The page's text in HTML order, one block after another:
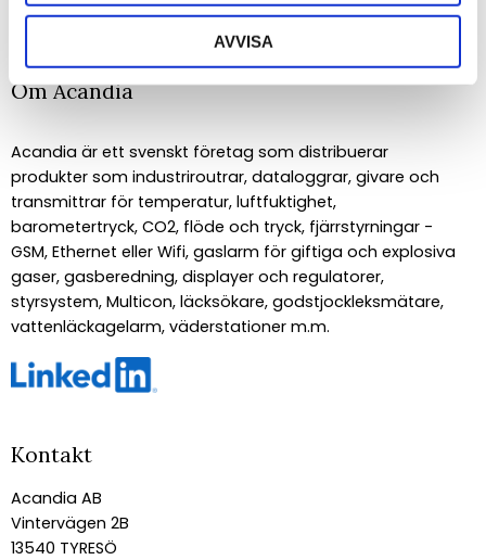
AVVISA
Om Acandia
Acandia är ett svenskt företag som distribuerar
produkter som industriroutrar, dataloggrar, givare och
transmittrar för temperatur, luftfuktighet,
barometertryck, CO2, flöde och tryck, fjärrstyrningar -
GSM, Ethernet eller Wifi, gaslarm för giftiga och explosiva
gaser, gasberedning, displayer och regulatorer,
styrsystem, Multicon, läcksökare, godstjockleksmätare,
vattenläckagelarm, väderstationer m.m.
Kontakt
Acandia AB
Vintervägen 2B
13540 TYRESÖ